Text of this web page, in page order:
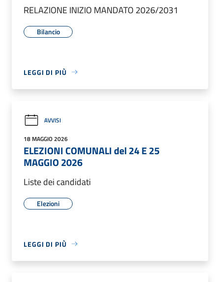
RELAZIONE INIZIO MANDATO 2026/2031
Bilancio
LEGGI DI PIÙ
AVVISI
18 MAGGIO 2026
ELEZIONI COMUNALI del 24 E 25
MAGGIO 2026
Liste dei candidati
Elezioni
LEGGI DI PIÙ